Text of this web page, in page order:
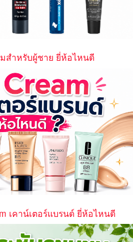
สำหรับผู้ชาย ยี่ห้อไหนดี
เคาน์เตอร์แบรนด์ ยี่ห้อไหนดี